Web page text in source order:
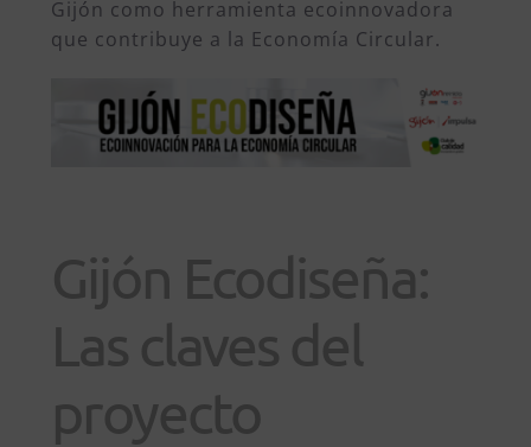
Gijón como herramienta ecoinnovadora
que contribuye a la Economía Circular.
Gijón Ecodiseña:
Las claves del
proyecto